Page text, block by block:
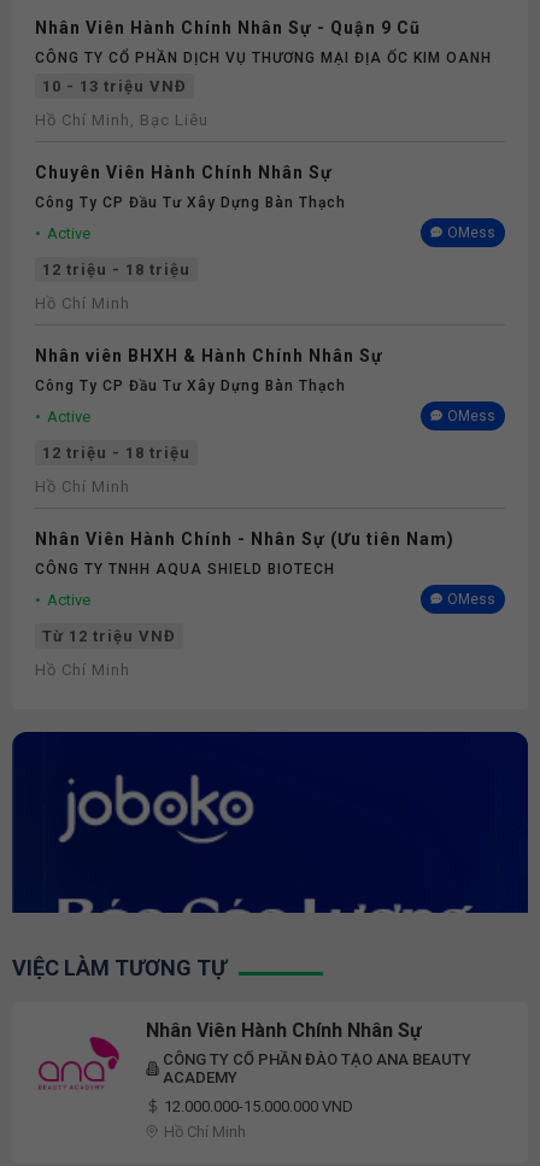
Nhân Viên Hành Chính Nhân Sự - Quận 9 Cũ
CÔNG TY CỔ PHẦN DỊCH VỤ THƯƠNG MẠI ĐỊA ỐC KIM OANH
10 - 13 triệu VNĐ
Hồ Chí Minh, Bạc Liêu
Chuyên Viên Hành Chính Nhân Sự
Công Ty CP Đầu Tư Xây Dựng Bàn Thạch
Active OMess
12 triệu - 18 triệu
Hồ Chí Minh
Nhân viên BHXH & Hành Chính Nhân Sự
Công Ty CP Đầu Tư Xây Dựng Bàn Thạch
Active OMess
12 triệu - 18 triệu
Hồ Chí Minh
Nhân Viên Hành Chính - Nhân Sự (Ưu tiên Nam)
CÔNG TY TNHH AQUA SHIELD BIOTECH
Active OMess
Từ 12 triệu VNĐ
Hồ Chí Minh
VIỆC LÀM TƯƠNG TỰ
Nhân Viên Hành Chính Nhân Sự
CÔNG TY CỔ PHẦN ĐÀO TẠO ANA BEAUTY
ACADEMY
12.000.000-15.000.000 VND
Hồ Chí Minh